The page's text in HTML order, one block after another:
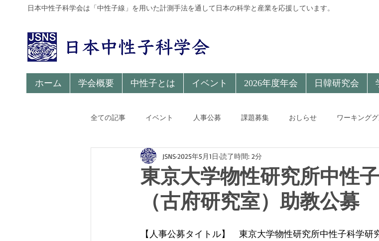
日本中性子科学会は「中性子線」を用いた計測手法を通して日本の科学と産業を応援しています。
ホーム 学会概要 中性子とは イベント 2026年度年会 日韓研究会
全ての記事 イベント 人事公募 課題募集 おしらせ ワーキング
東京大学物性研究所中性
（古府研究室）助教公募
JSNS2025年5月1日 読了時間: 2分
【人事公募タイトル】 東京大学物性研究所中性子科学研